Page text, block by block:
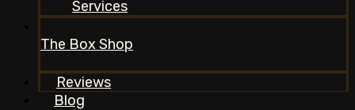
Services
The Box Shop
Reviews
Blog